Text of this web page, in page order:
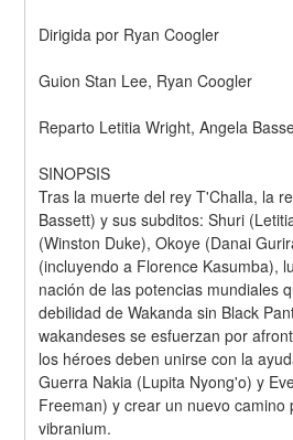
Dirigida por Ryan Coogler
Guion Stan Lee, Ryan Coogler
Reparto Letitia Wright, Angela
SINOPSIS
Tras la muerte del rey T'Challa, la
Bassett) y sus subditos: Shuri
(Winston Duke), Okoye (Danai
(incluyendo a Florence Kasumba),
nación de las potencias mundiales
debilidad de Wakanda sin Black
wakandeses se esfuerzan por
los héroes deben unirse con la
Guerra Nakia (Lupita Nyong'o) y
Freeman) y crear un nuevo camino
vibranium.